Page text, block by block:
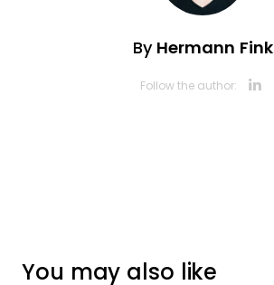
By Hermann Fink
Follow the author:
You may also like